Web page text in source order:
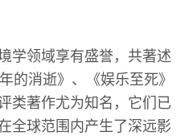
学领域享有盛誉，共著述
的消逝》、《娱乐至死》
类著作尤为知名，它们已
全球范围内产生了深远影